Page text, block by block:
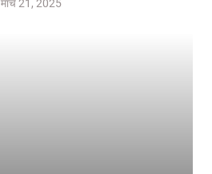
मार्च 21, 2025